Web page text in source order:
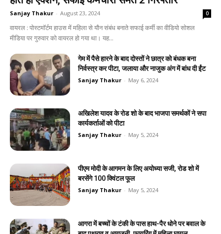
Sanjay Thakur - August 23, 2024 0
वायरल : पोस्टमाॅर्टम हाउस में महिला से यौन संबंध बनाते सफाई कर्मी का वीडियो सोशल
मीडिया पर गुरुवार को वायरल हो गया था। यह...
गेम में पैसे हारने के बाद दोस्तों ने छात्र को बंधक बना
निर्वस्त्र कर पीटा, जलाया और नाजुक अंग में बांध दी ईंट
Sanjay Thakur - May 6, 2024
अखिलेश यादव के रोड शो के बाद भाजपा समर्थकों ने सपा
कार्यकर्ताओं को पीटा
Sanjay Thakur - May 5, 2024
पीएम मोदी के आगमन के लिए अयोध्‍या सजी, रोड शो में
बरसेंगे 100 क्विंटल फूल
Sanjay Thakur - May 5, 2024
आगरा में बच्‍चों के टंकी के पास हाथ-पैर धोने पर बवाल के